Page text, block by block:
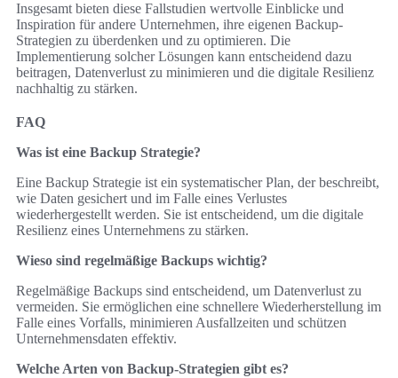
Insgesamt bieten diese Fallstudien wertvolle Einblicke und
Inspiration für andere Unternehmen, ihre eigenen Backup-
Strategien zu überdenken und zu optimieren. Die
Implementierung solcher Lösungen kann entscheidend dazu
beitragen, Datenverlust zu minimieren und die digitale Resilienz
nachhaltig zu stärken.
FAQ
Was ist eine Backup Strategie?
Eine Backup Strategie ist ein systematischer Plan, der beschreibt,
wie Daten gesichert und im Falle eines Verlustes
wiederhergestellt werden. Sie ist entscheidend, um die digitale
Resilienz eines Unternehmens zu stärken.
Wieso sind regelmäßige Backups wichtig?
Regelmäßige Backups sind entscheidend, um Datenverlust zu
vermeiden. Sie ermöglichen eine schnellere Wiederherstellung im
Falle eines Vorfalls, minimieren Ausfallzeiten und schützen
Unternehmensdaten effektiv.
Welche Arten von Backup-Strategien gibt es?